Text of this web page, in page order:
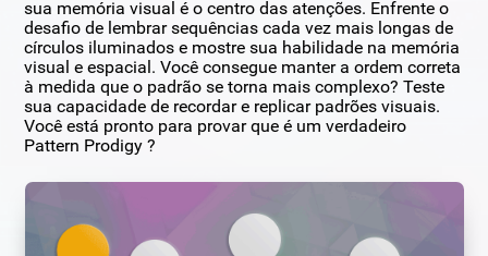
sua memória visual é o centro das atenções. Enfrente o
desafio de lembrar sequências cada vez mais longas de
círculos iluminados e mostre sua habilidade na memória
visual e espacial. Você consegue manter a ordem correta
à medida que o padrão se torna mais complexo? Teste
sua capacidade de recordar e replicar padrões visuais.
Você está pronto para provar que é um verdadeiro
Pattern Prodigy ?